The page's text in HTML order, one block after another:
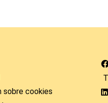
sobre cookies